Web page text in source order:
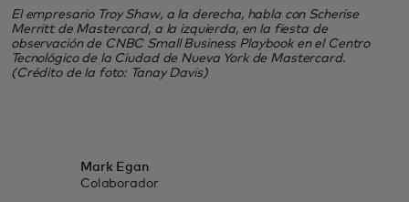
El empresario Troy Shaw, a la derecha, habla con Scherise
Merritt de Mastercard, a la izquierda, en la fiesta de
observación de CNBC Small Business Playbook en el Centro
Tecnológico de la Ciudad de Nueva York de Mastercard.
(Crédito de la foto: Tanay Davis)
Mark Egan
Colaborador